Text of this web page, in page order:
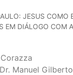
JESUS COMO
EM DIÁLOGO COM
Manuel